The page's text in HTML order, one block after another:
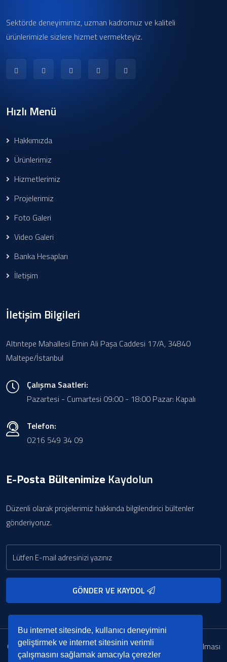
Bu internet sitesinde, kullanıcı deneyimini
geliştirmek ve internet sitesinin verimli
çalışmasını sağlamak amacıyla çerezler
Sektörde deneyimimiz, uzman kadromuz ve kaliteli
ürünlerimizle sizlere hizmet vermekteyiz.
Hızlı Menü
Hakkımızda
Ürünlerimiz
Hizmetlerimiz
Projelerimiz
Foto Galeri
Video Galeri
Banka Hesapları
İletişim
İletişim Bilgileri
Altıntepe Mahallesi Emin Ali Paşa Caddesi 17/A, 34840
Maltepe/İstanbul
Çalışma Saatleri:
Pazartesi - Cumartesi 09:00 - 18:00 Pazar: Kapalı
Telefon:
0216 549 34 09
E-Posta Bültenimize Kaydolun
Düzenli olarak projelerimiz hakkında bilgilendirici bültenler
gönderiyoruz.
GÖNDER VE KAYDOL
Copyright © 2022. Her Hakkı Saklıdır. kopyalanması, çoğaltılması